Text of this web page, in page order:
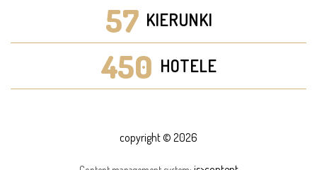
57 KIERUNKI
450 HOTELE
copyright © 2026